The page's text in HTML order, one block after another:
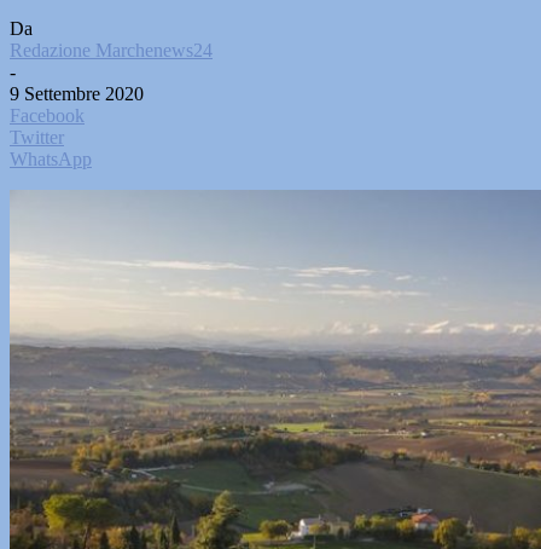
Da
Redazione Marchenews24
-
9 Settembre 2020
Facebook
Twitter
WhatsApp